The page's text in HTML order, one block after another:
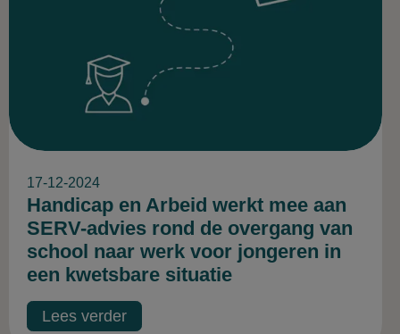
17-12-2024
Handicap en Arbeid werkt mee aan
SERV-advies rond de overgang van
school naar werk voor jongeren in
een kwetsbare situatie
Lees verder